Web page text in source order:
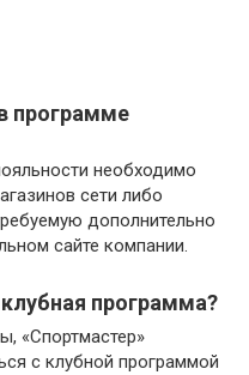
программе
необходимо
сети либо
дополнительно
сайте компании.
программа?
«Спортмастер»
с клубной программой